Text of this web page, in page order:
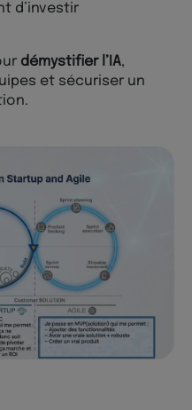
d’investir
démystifier l’IA,
et sécuriser un